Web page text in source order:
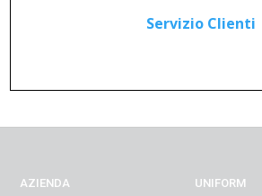
ZOCCOLO U 2739
AZIENDA
UNIFORM
Servizio Clienti